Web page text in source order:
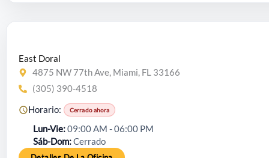
East Doral
4875 NW 77th Ave, Miami, FL 33166
(305) 390-4518
Horario: Cerrado ahora
Lun-Vie 09:00 AM - 06:00 PM
Sáb-Dom Cerrado